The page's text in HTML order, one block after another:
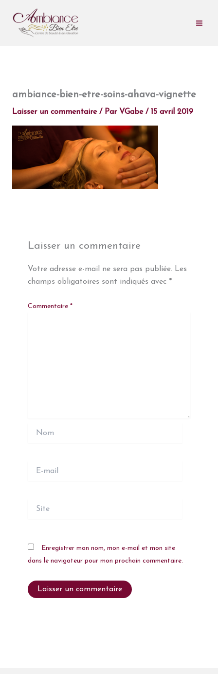
contenu
ambiance-bien-etre-soins-ahava-vignette
Laisser un commentaire / Par VGabe / 15 avril 2019
Laisser un commentaire
Votre adresse e-mail ne sera pas publiée. Les
champs obligatoires sont indiqués avec *
Commentaire *
Nom
mail
Site
Enregistrer mon nom, mon e-mail et mon site
dans le navigateur pour mon prochain commentaire.